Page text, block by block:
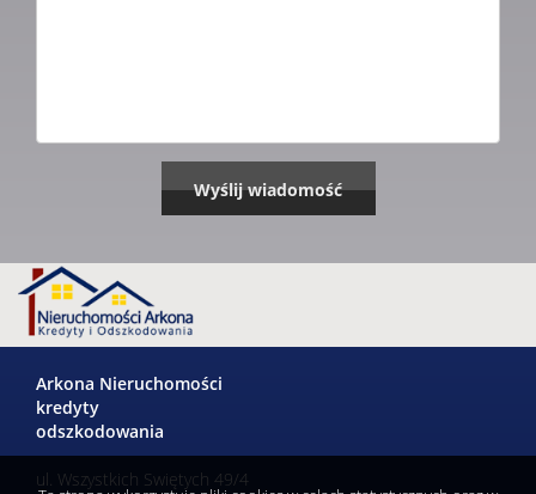
Arkona Nieruchomości
kredyty
odszkodowania
ul. Wszystkich Swiętych 49/4